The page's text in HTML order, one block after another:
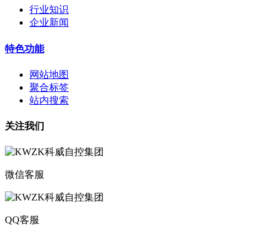
行业知识
企业新闻
特色功能
网站地图
聚合标签
站内搜索
关注我们
微信客服
QQ客服